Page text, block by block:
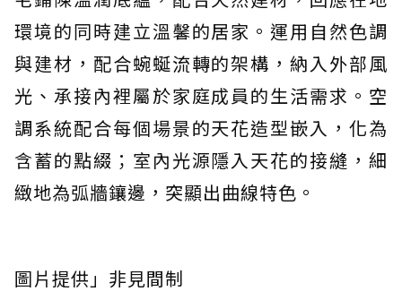
環境的同時建立溫馨的居家。運用自然色調
與建材，配合蜿蜒流轉的架構，納入外部風
光、承接內裡屬於家庭成員的生活需求。空
調系統配合每個場景的天花造型嵌入，化為
含蓄的點綴；室內光源隱入天花的接縫，細
緻地為弧牆鑲邊，突顯出曲線特色。
圖片提供」非見間制